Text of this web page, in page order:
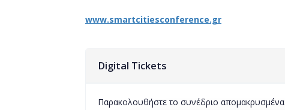
www.smartcitiesconference.gr
Digital Tickets
Παρακολουθήστε το συνέδριο απομακρυσμένα